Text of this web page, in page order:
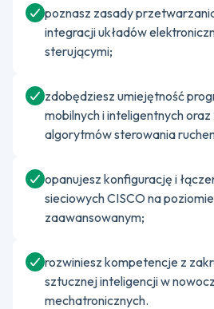
poznasz zasady
integracji układów
sterującymi;
zdobędziesz umiejętność
mobilnych i inteligentnych
algorytmów sterowania
opanujesz konfigurację i
sieciowych CISCO na
zaawansowanym;
rozwiniesz kompetencje z
sztucznej inteligencji w
mechatronicznych.